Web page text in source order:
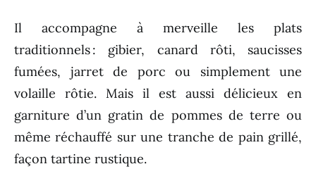
Il accompagne à merveille les plats
traditionnels : gibier, canard rôti, saucisses
fumées, jarret de porc ou simplement une
volaille rôtie. Mais il est aussi délicieux en
garniture d’un gratin de pommes de terre ou
même réchauffé sur une tranche de pain grillé,
façon tartine rustique.